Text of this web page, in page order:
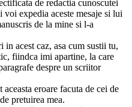
de redactia cunoscutei
expedia aceste mesaje si lui
de la mine si l-a
in acest caz, asa cum sustii tu,
fiindca imi apartine, la care
despre un scriitor
eroare facuta de cei de
pretuirea mea.